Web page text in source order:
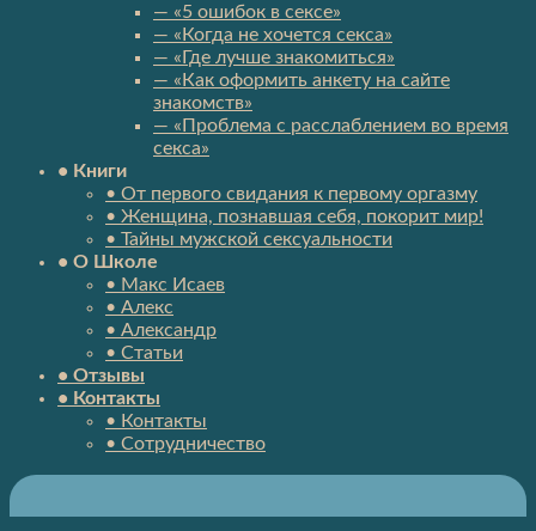
— «5 ошибок в сексе»
— «Когда не хочется секса»
— «Где лучше знакомиться»
— «Как оформить анкету на сайте
знакомств»
— «Проблема с расслаблением во время
секса»
• Книги
• От первого свидания к первому оргазму
• Женщина, познавшая себя, покорит мир!
• Тайны мужской сексуальности
• О Школе
• Макс Исаев
• Алекс
• Александр
• Статьи
• Отзывы
• Контакты
• Контакты
• Сотрудничество